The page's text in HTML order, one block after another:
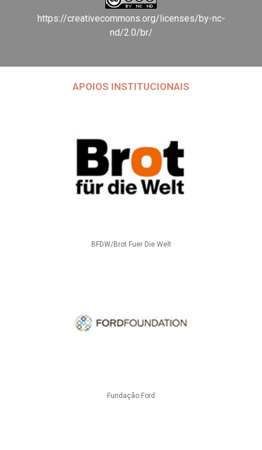
https://creativecommons.org/licenses/by-nc-
nd/2.0/br/
APOIOS INSTITUCIONAIS
BFDW/Brot Fuer Die Welt
Fundação Ford